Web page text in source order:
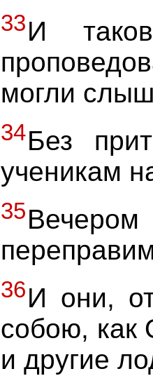
33И
могли
34Без
ученикам
35
36И они,
собою,
и другие